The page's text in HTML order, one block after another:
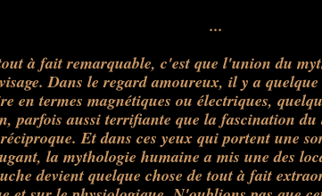
...
à fait remarquable, c'est que l'union du
Dans le regard amoureux, il y a
en termes magnétiques ou électriques,
parfois aussi terrifiante que la fascination
Et dans ces yeux qui portent une
la mythologie humaine a mis une des
devient quelque chose de tout à fait